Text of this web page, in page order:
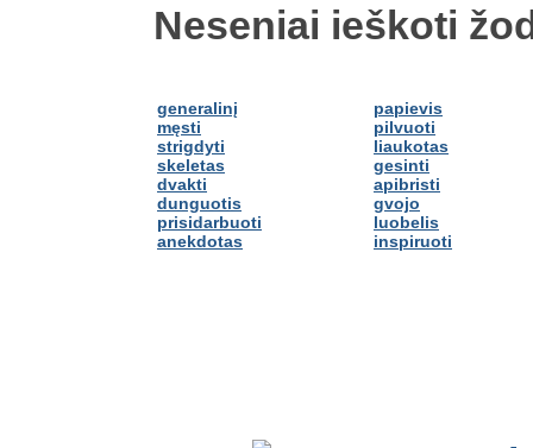
Neseniai ieškoti
generalinį
męsti
strigdyti
skeletas
dvakti
dunguotis
prisidarbuoti
anekdotas
papievis
pilvuoti
liaukotas
gesinti
apibristi
gvojo
luobelis
inspiruoti